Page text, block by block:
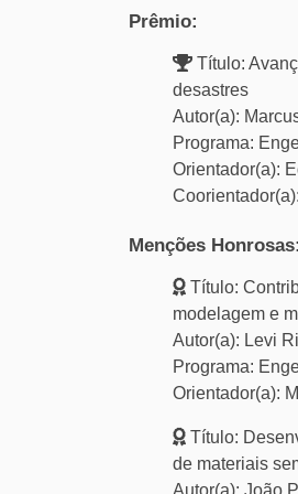
Prêmio:
Título:
desastres
Autor(a):
Programa:
Orientador(a):
Menções Honrosas:
Título:
modelagem e
Autor(a): Levi
Programa:
Orientador(a):
Título:
de materiais
Autor(a): João